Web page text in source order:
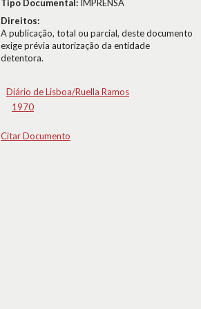
Tipo Documental: IMPRENSA
Direitos:
A publicação, total ou parcial, deste documento
exige prévia autorização da entidade
detentora.
Diário de Lisboa/Ruella Ramos
1970
Citar Documento